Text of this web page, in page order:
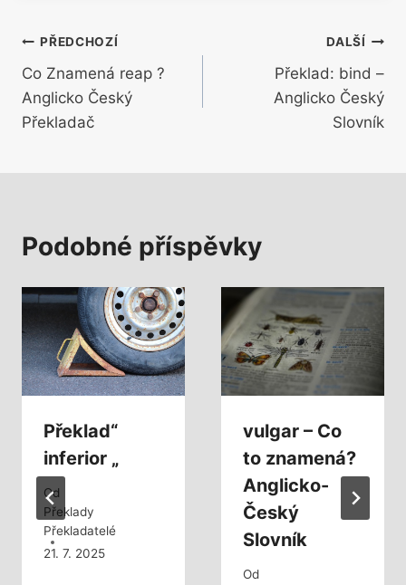
Navigace
pro
příspěvek
PŘEDCHOZÍ
Co Znamená reap ?
Anglicko Český
Překladač
DALŠÍ
Překlad: bind –
Anglicko Český
Slovník
Podobné příspěvky
Překlad“
inferior „
Od
Překlady
Překladatelé
21. 7. 2025
vulgar – Co
to znamená?
Anglicko-
Český
Slovník
Od